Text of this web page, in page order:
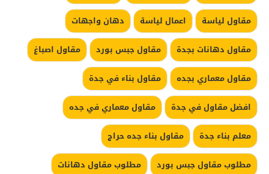
مقاول لياسة
اعمال لياسة
دهان واجهات
مقاول دهانات بجدة
مقاول جبس بورد
مقاول اصباغ
مقاول معماري بجده
مقاول بناء في جدة
افضل مقاول في جدة
مقاول معماري في جده
معلم بناء جدة
مقاول بناء جده حراج
مطلوب مقاول جبس بورد
مطلوب مقاول دهانات